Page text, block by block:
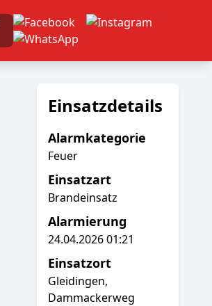
Einsatzdetails
Alarmkategorie
Feuer
Einsatzart
Brandeinsatz
Alarmierung
24.04.2026 01:21
Einsatzort
Gleidingen,
Dammackerweg